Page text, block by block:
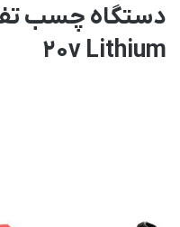
دستگاه چسب
20v Lithium